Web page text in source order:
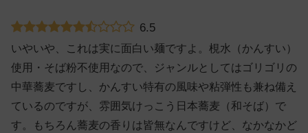
6.5
いやいや、これは実に面白い麺ですよ。梘水（かんすい）
使用・そば粉不使用なので、ジャンルとしてはゴリゴリの
中華蕎麦ですし、かんすい特有の風味や粘弾性も兼ね備え
ているのですが、雰囲気けっこう日本蕎麦（和そば）で
す。もちろん蕎麦の香りは皆無なんですけど、なかなかど